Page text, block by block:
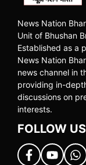
News Nation
Unit of Bhushan
Established as a
News Nation
news channel in
providing in-
discussions on
interests.
FOLLOW US